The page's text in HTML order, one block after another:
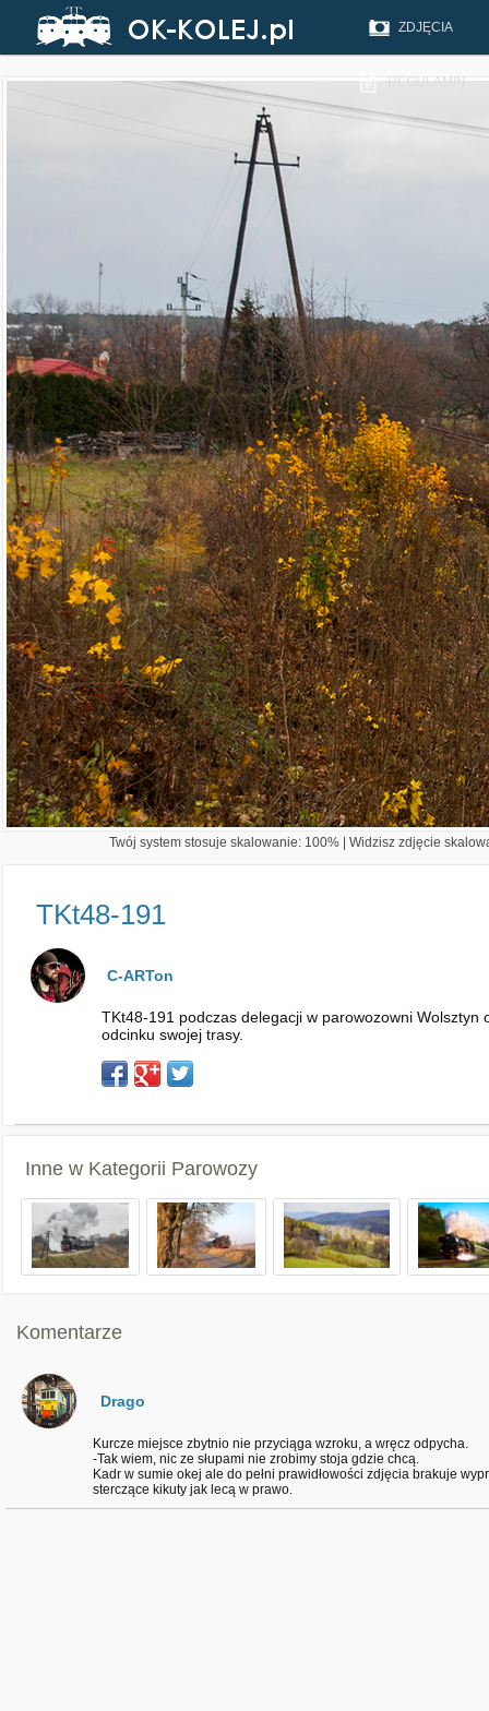
ZDJĘCIA
REGULAMIN
Twój system stosuje skalowanie: 100% | Widzisz zdjęcie
TKt48-191
C-ARTon
TKt48-191 podczas delegacji w parowozowni
odcinku swojej trasy.
Inne w Kategorii Parowozy
Komentarze
Drago
Kurcze miejsce zbytnio nie przyciąga wzroku, a wręcz odpycha.
-Tak wiem, nic ze słupami nie zrobimy stoja gdzie chcą.
Kadr w sumie okej ale do pełni prawidłowości zdjęcia brakuje
sterczące kikuty jak lecą w prawo.